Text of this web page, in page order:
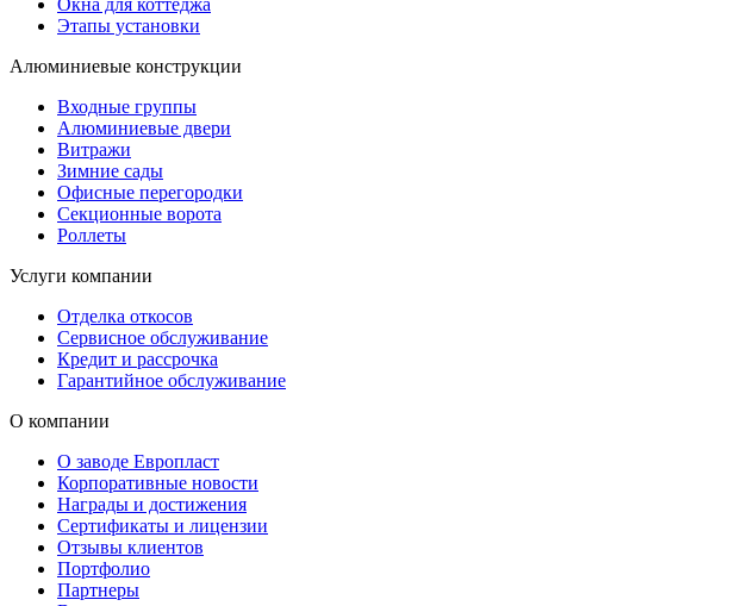
Этапы установки
Алюминиевые конструкции
Входные группы
Алюминиевые двери
Витражи
Зимние сады
Офисные перегородки
Секционные ворота
Роллеты
Услуги компании
Отделка откосов
Сервисное обслуживание
Кредит и рассрочка
Гарантийное обслуживание
О компании
О заводе Европласт
Корпоративные новости
Награды и достижения
Сертификаты и лицензии
Отзывы клиентов
Портфолио
Партнеры